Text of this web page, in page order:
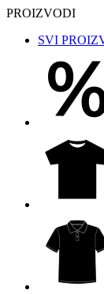
PROIZVODI
SVI